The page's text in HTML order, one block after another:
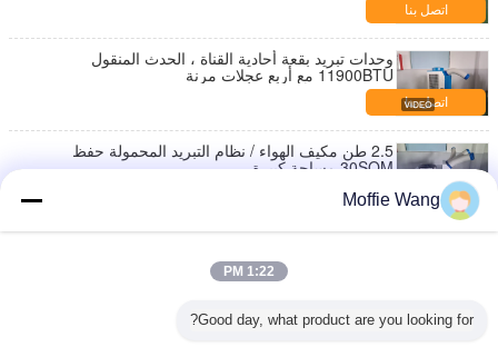
اتصل بنا
وحدات تبريد بقعة أحادية القناة ، الحدث المنقول
11900BTU مع أربع عجلات مرنة
اتصل بنا
2.5 طن مكيف الهواء / نظام التبريد المحمولة حفظ
30SQM مساحة كبيرة
اتصل بنا
محمولة لحفظ تيار متردد صناعي
وحدات تبريد سبوت منخفضة الطاقة معتمدة على قناة
Moffie Wang
1:22 PM
Good day, what product are you looking for?